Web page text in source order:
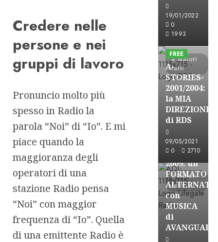
Credere nelle
persone e nei
gruppi di lavoro
Pronuncio molto più
spesso in Radio la
parola “Noi” di “Io”. E mi
piace quando la
maggioranza degli
operatori di una
stazione Radio pensa
“Noi” con maggior
frequenza di “Io”. Quella
di una emittente Radio è
19/01/2022
0
1993
8 minuti
letti
A-Stories
FREE
A-
STORIES-
2001/2004:
la MIA
DIREZIONE
di RDS
09/05/2021
0
2710
5 minuti
letti
A-Stories
Formazione
A-
STORIES-
2009: un
FORMATO
con
MUSICA
di